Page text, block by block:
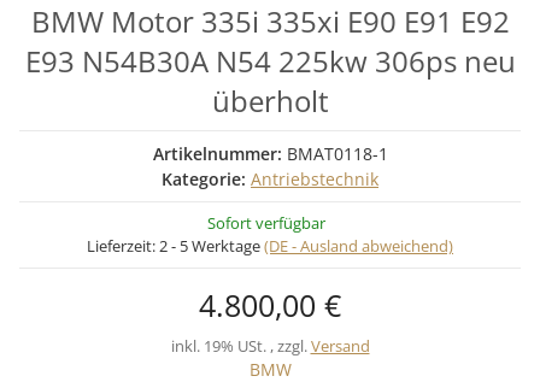
BMW Motor 335i 335xi E90 E91 E92
E93 N54B30A N54 225kw 306ps neu
überholt
Artikelnummer: BMAT0118-1
Kategorie: Antriebstechnik
Sofort verfügbar
Lieferzeit:2 - 5 Werktage(DE - Ausland abweichend)
4.800,00 €
inkl. 19% USt. , zzgl.Versand
BMW